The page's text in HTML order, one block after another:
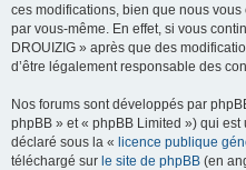
ces modifications, bien que nous
par vous-même. En effet, si vous
DROUIZIG » après que des
d’être légalement responsable des
Nos forums sont développés par
phpBB » et « phpBB Limited ») qui
déclaré sous la « licence publique
téléchargé sur le site de phpBB (en